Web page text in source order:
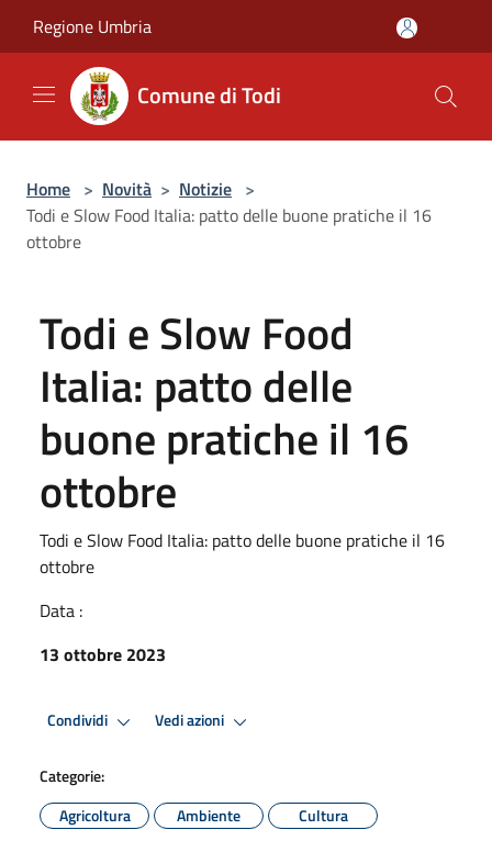
Regione Umbria
Comune di Todi
Home > Novità > Notizie >
Todi e Slow Food Italia: patto delle buone pratiche il 16
ottobre
Todi e Slow Food
Italia: patto delle
buone pratiche il 16
ottobre
Todi e Slow Food Italia: patto delle buone pratiche il 16
ottobre
Data :
13 ottobre 2023
Condividi Vedi azioni
Categorie:
Agricoltura
Ambiente
Cultura